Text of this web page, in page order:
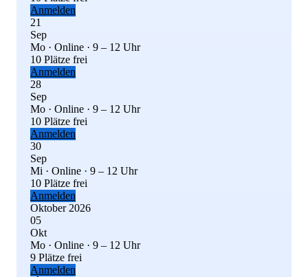
Anmelden
21
Sep
Mo · Online · 9 – 12 Uhr
10 Plätze frei
Anmelden
28
Sep
Mo · Online · 9 – 12 Uhr
10 Plätze frei
Anmelden
30
Sep
Mi · Online · 9 – 12 Uhr
10 Plätze frei
Anmelden
Oktober 2026
05
Okt
Mo · Online · 9 – 12 Uhr
9 Plätze frei
Anmelden